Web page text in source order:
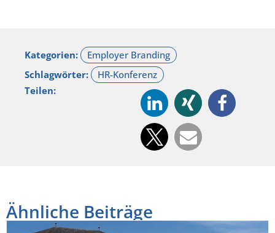
Kategorien:
Schlagwörter:
Teilen:
Ähnliche Beiträge